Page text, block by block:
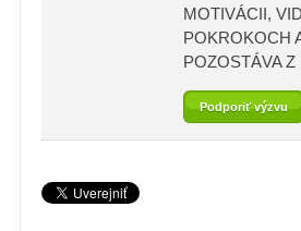
MOTIVÁCII,
POKROKOCH
POZOSTÁVA
Podporiť výzvu